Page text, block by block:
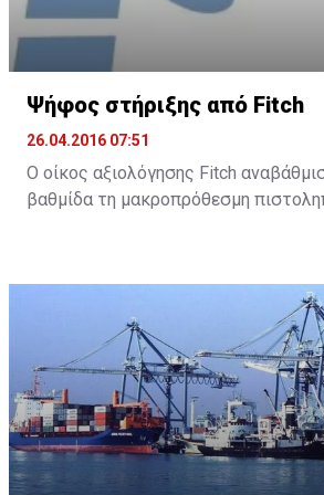
Ψήφος στήριξης από Fitch
26.04.2016 07:51
Ο οίκος αξιολόγησης Fitch
βαθμίδα τη μακροπρόθεσμη
Συγκεκριμένα, ο Fitch ανακοίνωσε
Τράπεζα Κύπρου στο B- από CCC και
από B-.
Σύμφωνα με την ανακοίνωσή του, ο
πως «κάποια βελτίωση στο
στην Κύπρο και η εφαρμογή των